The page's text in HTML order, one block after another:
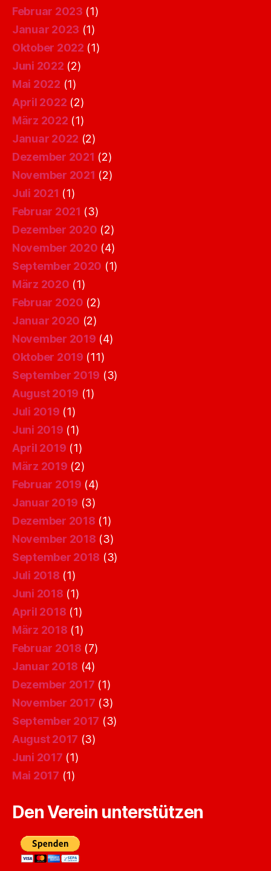
Februar 2023 (1)
Januar 2023 (1)
Oktober 2022 (1)
Juni 2022 (2)
Mai 2022 (1)
April 2022 (2)
März 2022 (1)
Januar 2022 (2)
Dezember 2021 (2)
November 2021 (2)
Juli 2021 (1)
Februar 2021 (3)
Dezember 2020 (2)
November 2020 (4)
September 2020 (1)
März 2020 (1)
Februar 2020 (2)
Januar 2020 (2)
November 2019 (4)
Oktober 2019 (11)
September 2019 (3)
August 2019 (1)
Juli 2019 (1)
Juni 2019 (1)
April 2019 (1)
März 2019 (2)
Februar 2019 (4)
Januar 2019 (3)
Dezember 2018 (1)
November 2018 (3)
September 2018 (3)
Juli 2018 (1)
Juni 2018 (1)
April 2018 (1)
März 2018 (1)
Februar 2018 (7)
Januar 2018 (4)
Dezember 2017 (1)
November 2017 (3)
September 2017 (3)
August 2017 (3)
Juni 2017 (1)
Mai 2017 (1)
Den Verein unterstützen